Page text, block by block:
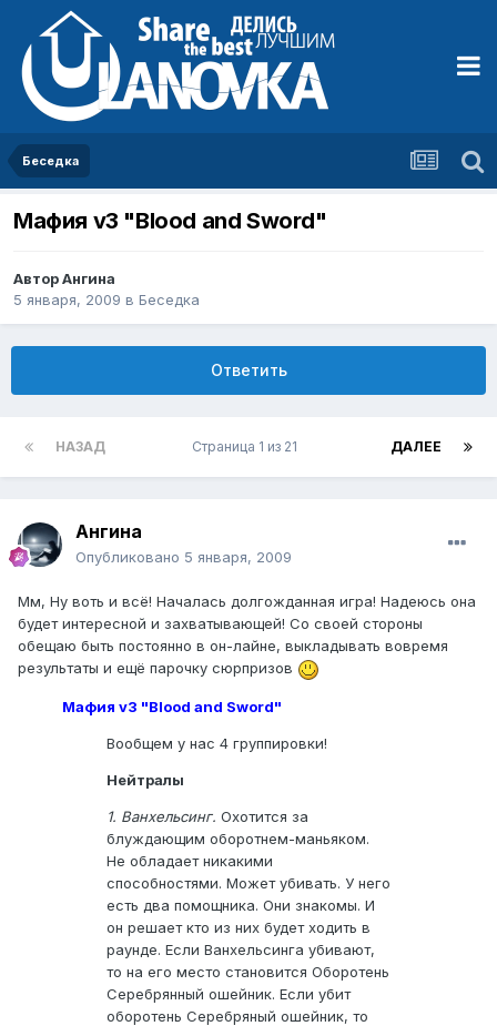
Беседка
Мафия v3 "Blood and Sword"
АвторАнгина
5 января, 2009 в Беседка
Ответить
НАЗАД ДАЛЕЕ
Страница 1 из 21
Ангина
Опубликовано 5 января, 2009
Мм, Ну воть и всё! Началась долгожданная игра! Надеюсь она
будет интересной и захватывающей! Со своей стороны
обещаю быть постоянно в он-лайне, выкладывать вовремя
результаты и ещё парочку сюрпризов
Мафия v3 "Blood and Sword"
Вообщем у нас 4 группировки!
Нейтралы
1. Ванхельсинг. Охотится за
блуждающим оборотнем-маньяком.
Не обладает никакими
способностями. Может убивать. У него
есть два помощника. Они знакомы. И
он решает кто из них будет ходить в
раунде. Если Ванхельсинга убивают,
то на его место становится Оборотень
Серебрянный ошейник. Если убит
оборотень Серебряный ошейник, то